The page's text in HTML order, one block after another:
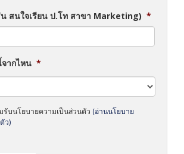
สนใจเรียน ป.โท สาขา Marketing) *
ากไหน *
รับนโยบายความเป็นส่วนตัว (อ่านนโยบาย
ว)